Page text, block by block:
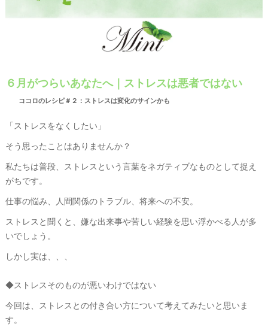
６月がつらいあなたへ｜ストレスは悪者ではない
ココロのレシピ＃２：ストレスは変化のサインかも
「ストレスをなくしたい」
そう思ったことはありませんか？
私たちは普段、ストレスという言葉をネガティブなものとして捉え
がちです。
仕事の悩み、人間関係のトラブル、将来への不安。
ストレスと聞くと、嫌な出来事や苦しい経験を思い浮かべる人が多
いでしょう。
しかし実は、、、
◆ストレスそのものが悪いわけではない
今回は、ストレスとの付き合い方について考えてみたいと思いま
す。